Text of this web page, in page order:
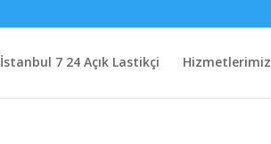
İstanbul 7 24 Açık Lastikçi Hizmetlerimiz